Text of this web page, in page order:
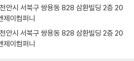
가 조리 분량(2인분 기준)을 재구성했다. 방
영해 지나치게 맵거나 달게 만들어지기도 했
인 입맛에 맞춘 것이 특징이며, 일단 ‘간이
했다. 이를 기준 삼아 각자 입맛에 맞게 재료
안시 서북구 쌍용동 828 삼환빌딩 2층 20
제이컴퍼니
안시 서북구 쌍용동 828 삼환빌딩 2층 20
제이컴퍼니